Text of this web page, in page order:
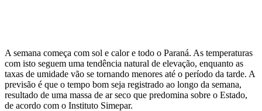
A semana começa com sol e calor e todo o Paraná. As temperaturas
com isto seguem uma tendência natural de elevação, enquanto as
taxas de umidade vão se tornando menores até o período da tarde. A
previsão é que o tempo bom seja registrado ao longo da semana,
resultado de uma massa de ar seco que predomina sobre o Estado,
de acordo com o Instituto Simepar.